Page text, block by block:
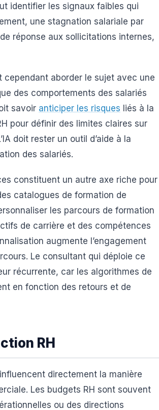
identifier les signaux faibles qui
une stagnation salariale par
réponse aux sollicitations internes,
aborder le sujet avec une
des comportements des salariés
savoir anticiper les risques liés à la
pour définir des limites claires sur
doit rester un outil d’aide à la
des salariés.
constituent un autre axe riche pour
catalogues de formation de
les parcours de formation
de carrière et des compétences
augmente l’engagement
Le consultant qui déploie ce
récurrente, car les algorithmes de
en fonction des retours et de
RH
directement la manière
Les budgets RH sont souvent
ou des directions